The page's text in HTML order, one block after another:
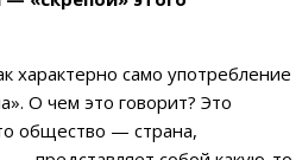
характерно само употребление
О чем это говорит? Это
общество — страна,